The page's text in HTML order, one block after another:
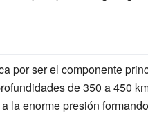
por ser el componente
de 350 a 450
la enorme presión